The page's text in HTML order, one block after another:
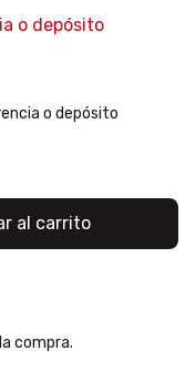
o depósito
o depósito
compra.